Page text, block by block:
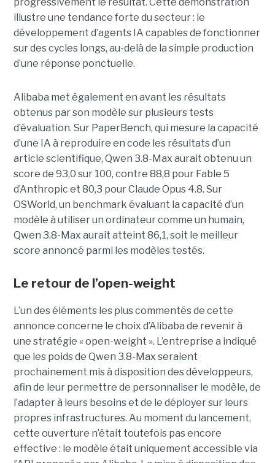
illustre une tendance forte du secteur : le
développement d’agents IA capables de fonctionner
sur des cycles longs, au-delà de la simple production
d’une réponse ponctuelle.
Alibaba met également en avant les résultats
obtenus par son modèle sur plusieurs tests
d’évaluation. Sur PaperBench, qui mesure la capacité
d’une IA à reproduire en code les résultats d’un
article scientifique, Qwen 3.8-Max aurait obtenu un
score de 93,0 sur 100, contre 88,8 pour Fable 5
d’Anthropic et 80,3 pour Claude Opus 4.8. Sur
OSWorld, un benchmark évaluant la capacité d’un
modèle à utiliser un ordinateur comme un humain,
Qwen 3.8-Max aurait atteint 86,1, soit le meilleur
score annoncé parmi les modèles testés.
Le retour de l’open-weight
L’un des éléments les plus commentés de cette
annonce concerne le choix d’Alibaba de revenir à
une stratégie « open-weight ». L’entreprise a indiqué
que les poids de Qwen 3.8-Max seraient
prochainement mis à disposition des développeurs,
afin de leur permettre de personnaliser le modèle, de
l’adapter à leurs besoins et de le déployer sur leurs
propres infrastructures. Au moment du lancement,
cette ouverture n’était toutefois pas encore
effective : le modèle était uniquement accessible via